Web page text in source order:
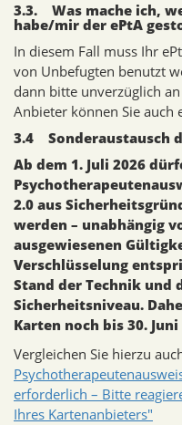
3.3. Was mache ich,
habe/mir der ePtA
In diesem Fall muss Ihr
von Unbefugten benutzt
dann bitte unverzüglich
Anbieter können Sie auch
3.4 Sonderaustausch
Ab dem 1. Juli 2026
2.0 aus
werden – unabhängig
ausgewiesenen
Verschlüsselung
Stand der Technik und
Sicherheitsniveau.
Karten noch bis 30.
Vergleichen Sie hierzu
erforderlich – Bitte
Ihres Kartenanbieters"